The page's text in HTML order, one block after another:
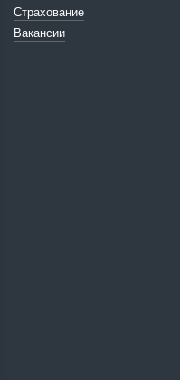
Страхование
Вакансии